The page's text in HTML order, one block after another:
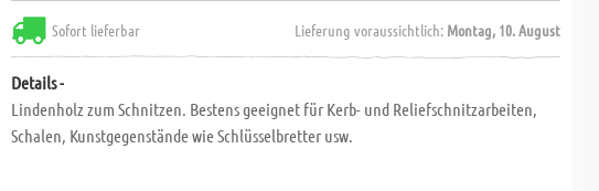
Sofort lieferbar Lieferung voraussichtlich: Montag, 10. August
Details -
Lindenholz zum Schnitzen. Bestens geeignet für Kerb- und Reliefschnitzarbeiten,
Schalen, Kunstgegenstände wie Schlüsselbretter usw.